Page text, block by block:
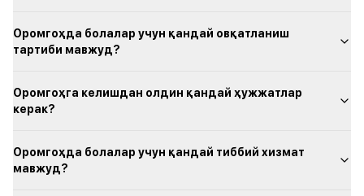
Оромгоҳда болалар учун қандай овқатланиш
тартиби мавжуд?
Оромгоҳга келишдан олдин қандай ҳужжатлар
керак?
Оромгоҳда болалар учун қандай тиббий хизмат
мавжуд?